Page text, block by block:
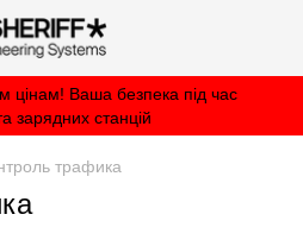
цінам! Ваша безпека під час
зарядних станцій
трафика